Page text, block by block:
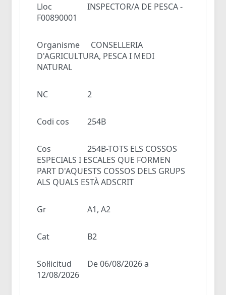
Lloc
INSPECTOR/A DE PESCA -
F00890001
Organisme
CONSELLERIA
D'AGRICULTURA, PESCA I MEDI
NATURAL
NC 2
Codi cos 254B
Cos
254B-TOTS ELS COSSOS
ESPECIALS I ESCALES QUE FORMEN
PART D'AQUESTS COSSOS DELS GRUPS
ALS QUALS ESTÀ ADSCRIT
Gr A1, A2
Cat B2
Sol·licitud
De 06/08/2026 a
12/08/2026